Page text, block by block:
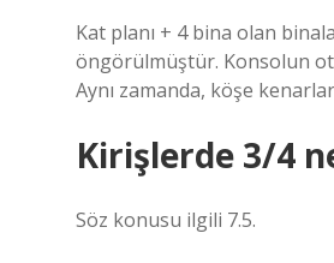
Kat planı + 4 bina olan
öngörülmüştür. Konsolun
Aynı zamanda, köşe
Kirişlerde 3/4
Söz konusu ilgili 7.5.